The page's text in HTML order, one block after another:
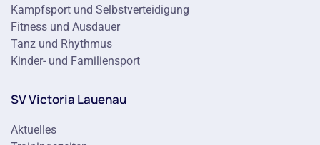
Kampfsport und Selbstverteidigung
Fitness und Ausdauer
Tanz und Rhythmus
Kinder- und Familiensport
SV Victoria Lauenau
Aktuelles